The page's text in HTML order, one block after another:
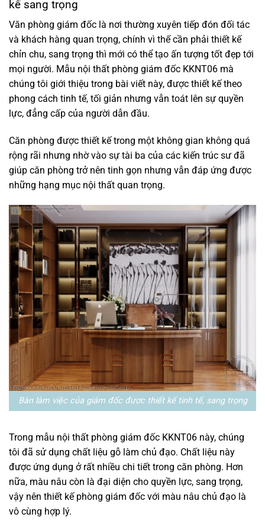
kế sang trọng
Văn phòng giám đốc là nơi thường xuyên tiếp đón đối tác
và khách hàng quan trọng, chính vì thế cần phải thiết kế
chỉn chu, sang trọng thì mới có thể tạo ấn tượng tốt đẹp tới
mọi người. Mẫu nội thất phòng giám đốc KKNT06 mà
chúng tôi giới thiệu trong bài viết này, được thiết kế theo
phong cách tinh tế, tối giản nhưng vẫn toát lên sự quyền
lực, đẳng cấp của người dẫn đầu.
Căn phòng được thiết kế trong một không gian không quá
rộng rãi nhưng nhờ vào sự tài ba của các kiến trúc sư đã
giúp căn phòng trở nên tinh gọn nhưng vẫn đáp ứng được
những hạng mục nội thất quan trọng.
Bàn làm việc của giám đốc được thiết kế tinh tế, sang trọng
Trong mẫu nội thất phòng giám đốc KKNT06 này, chúng
tôi đã sử dụng chất liệu gỗ làm chủ đạo. Chất liệu này
được ứng dụng ở rất nhiều chi tiết trong căn phòng. Hơn
nữa, màu nâu còn là đại diện cho quyền lực, sang trọng,
vậy nên thiết kế phòng giám đốc với màu nâu chủ đạo là
vô cùng hợp lý.